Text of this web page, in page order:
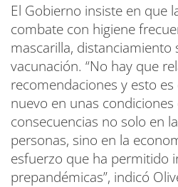
El Gobierno insiste en que
combate con higiene
mascarilla, distanciamiento
vacunación. “No hay que
recomendaciones y esto
nuevo en unas condiciones
consecuencias no solo en
personas, sino en la
esfuerzo que ha permitido
prepandémicas”, indicó